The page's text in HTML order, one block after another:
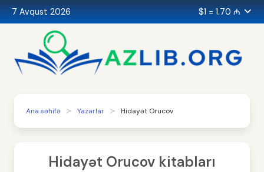
7 Avqust 2026 $1 = 1.70 ₼
Ana səhifə Yazarlar Hidayət Orucov
Hidayət Orucov kitabları